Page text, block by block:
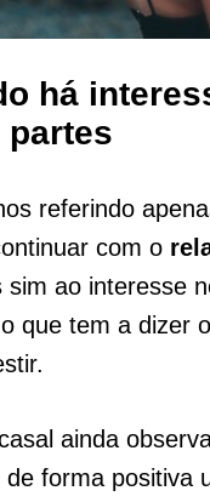
há
partes
referindo
com o
sim ao interesse
que tem a dizer
ainda
forma positiva